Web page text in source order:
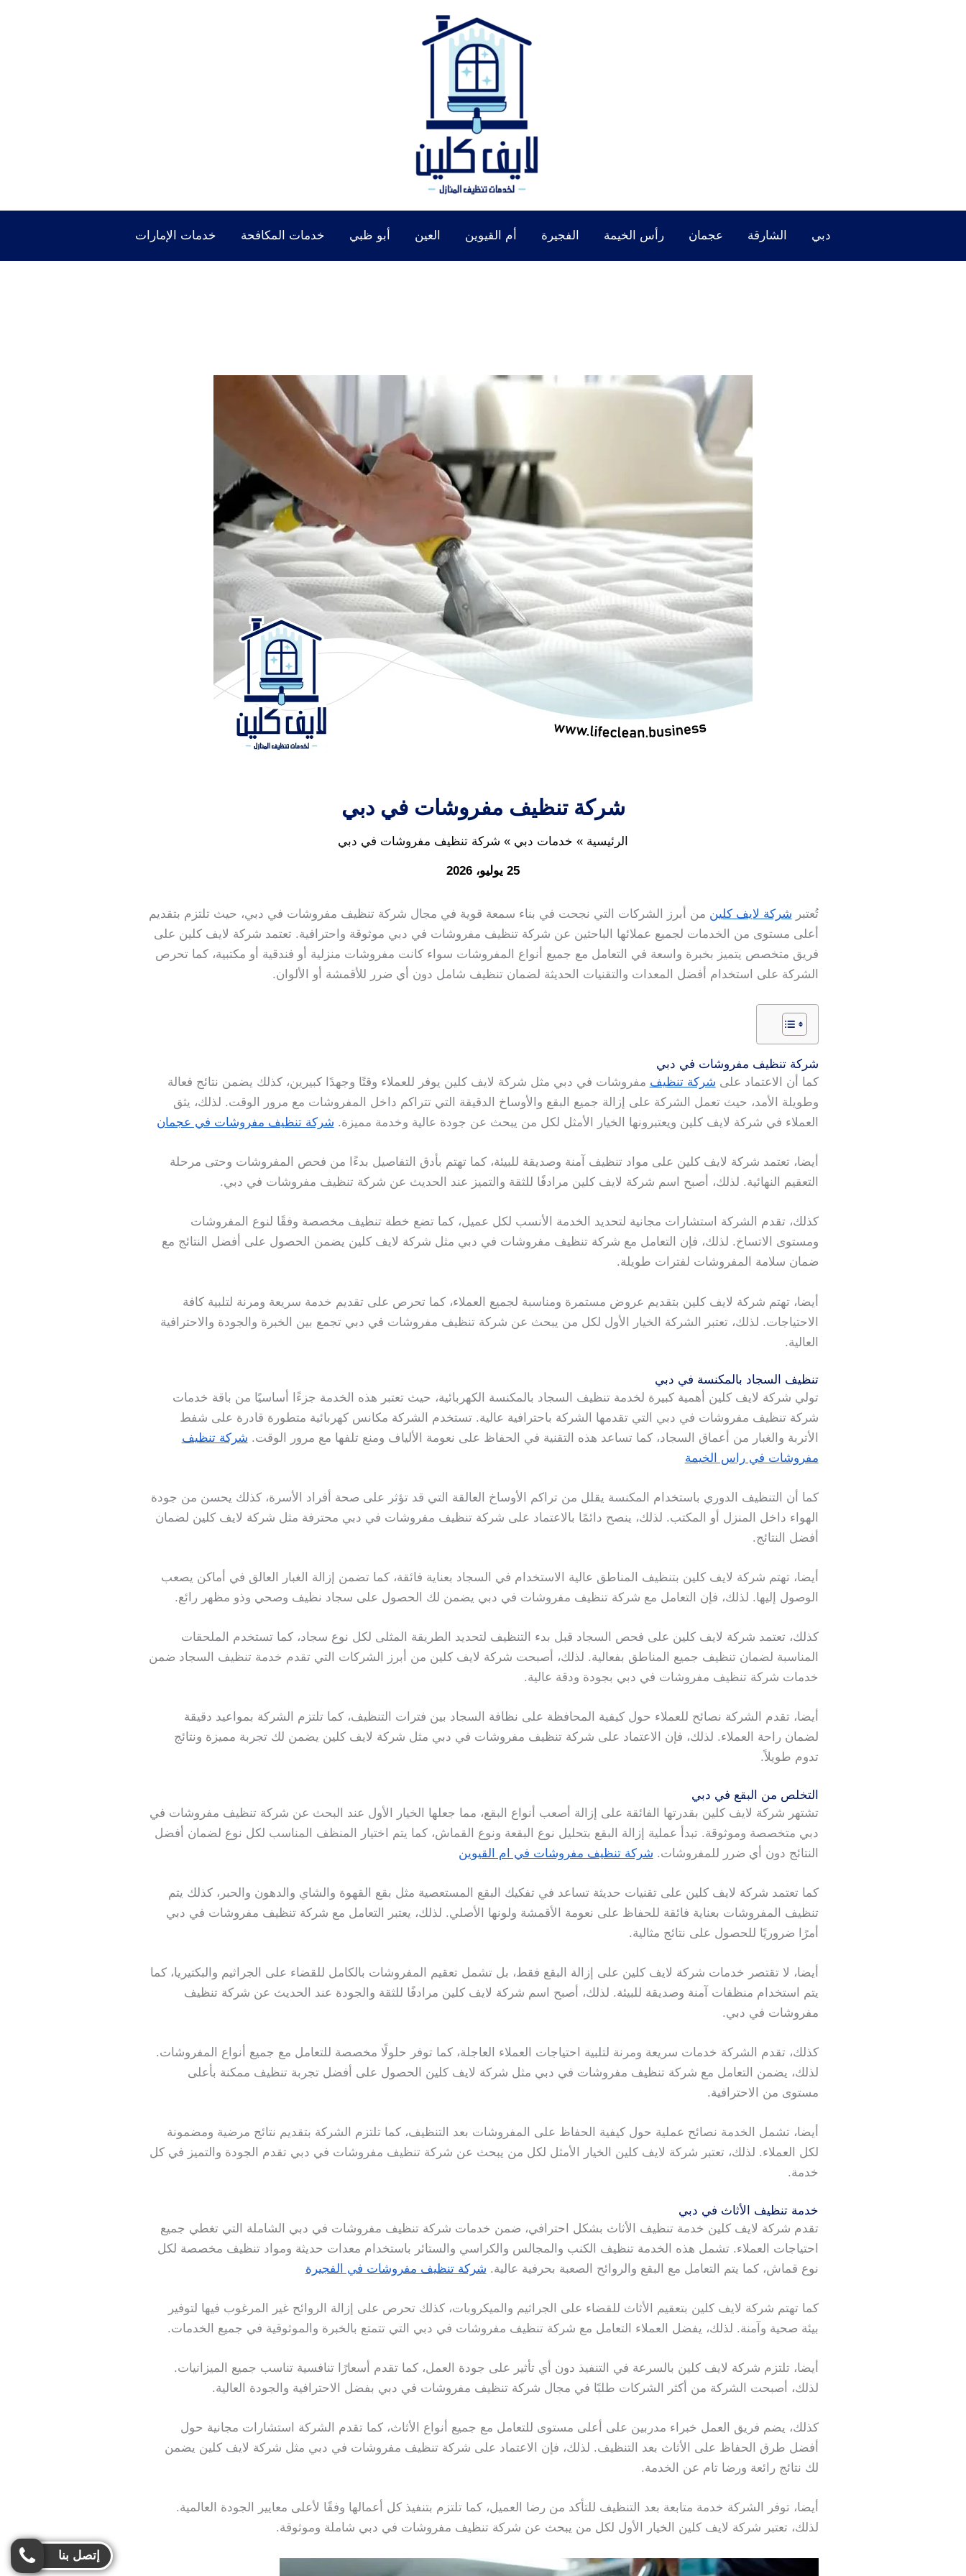
دبي الشارقة عجمان رأس الخيمة الفجيرة أم القيوين العين أبو ظبي خدمات المكافحة خدمات الإمارات
شركة تنظيف مفروشات في دبي
الرئيسية خدمات دبي شركة تنظيف مفروشات في دبي
25 يوليو، 2026
تُعتبر شركة لايف كلين من أبرز الشركات التي نجحت في بناء سمعة قوية في مجال شركة تنظيف مفروشات في دبي، حيث تلتزم بتقديم
أعلى مستوى من الخدمات لجميع عملائها الباحثين عن شركة تنظيف مفروشات في دبي موثوقة واحترافية. تعتمد شركة لايف كلين على
فريق متخصص يتميز بخبرة واسعة في التعامل مع جميع أنواع المفروشات سواء كانت مفروشات منزلية أو فندقية أو مكتبية، كما تحرص
الشركة على استخدام أفضل المعدات والتقنيات الحديثة لضمان تنظيف شامل دون أي ضرر للأقمشة أو الألوان.
شركة تنظيف مفروشات في دبي
كما أن الاعتماد على شركة تنظيف مفروشات في دبي مثل شركة لايف كلين يوفر للعملاء وقتًا وجهدًا كبيرين، كذلك يضمن نتائج فعالة
وطويلة الأمد، حيث تعمل الشركة على إزالة جميع البقع والأوساخ الدقيقة التي تتراكم داخل المفروشات مع مرور الوقت. لذلك، يثق
العملاء في شركة لايف كلين ويعتبرونها الخيار الأمثل لكل من يبحث عن جودة عالية وخدمة مميزة. شركة تنظيف مفروشات في عجمان
أيضا، تعتمد شركة لايف كلين على مواد تنظيف آمنة وصديقة للبيئة، كما تهتم بأدق التفاصيل بدءًا من فحص المفروشات وحتى مرحلة
التعقيم النهائية. لذلك، أصبح اسم شركة لايف كلين مرادفًا للثقة والتميز عند الحديث عن شركة تنظيف مفروشات في دبي.
كذلك، تقدم الشركة استشارات مجانية لتحديد الخدمة الأنسب لكل عميل، كما تضع خطة تنظيف مخصصة وفقًا لنوع المفروشات
ومستوى الاتساخ. لذلك، فإن التعامل مع شركة تنظيف مفروشات في دبي مثل شركة لايف كلين يضمن الحصول على أفضل النتائج مع
ضمان سلامة المفروشات لفترات طويلة.
أيضا، تهتم شركة لايف كلين بتقديم عروض مستمرة ومناسبة لجميع العملاء، كما تحرص على تقديم خدمة سريعة ومرنة لتلبية كافة
الاحتياجات. لذلك، تعتبر الشركة الخيار الأول لكل من يبحث عن شركة تنظيف مفروشات في دبي تجمع بين الخبرة والجودة والاحترافية
العالية.
تنظيف السجاد بالمكنسة في دبي
تولي شركة لايف كلين أهمية كبيرة لخدمة تنظيف السجاد بالمكنسة الكهربائية، حيث تعتبر هذه الخدمة جزءًا أساسيًا من باقة خدمات
شركة تنظيف مفروشات في دبي التي تقدمها الشركة باحترافية عالية. تستخدم الشركة مكانس كهربائية متطورة قادرة على شفط
الأتربة والغبار من أعماق السجاد، كما تساعد هذه التقنية في الحفاظ على نعومة الألياف ومنع تلفها مع مرور الوقت. شركة تنظيف
مفروشات في راس الخيمة
كما أن التنظيف الدوري باستخدام المكنسة يقلل من تراكم الأوساخ العالقة التي قد تؤثر على صحة أفراد الأسرة، كذلك يحسن من جودة
الهواء داخل المنزل أو المكتب. لذلك، ينصح دائمًا بالاعتماد على شركة تنظيف مفروشات في دبي محترفة مثل شركة لايف كلين لضمان
أفضل النتائج.
أيضا، تهتم شركة لايف كلين بتنظيف المناطق عالية الاستخدام في السجاد بعناية فائقة، كما تضمن إزالة الغبار العالق في أماكن يصعب
الوصول إليها. لذلك، فإن التعامل مع شركة تنظيف مفروشات في دبي يضمن لك الحصول على سجاد نظيف وصحي وذو مظهر رائع.
كذلك، تعتمد شركة لايف كلين على فحص السجاد قبل بدء التنظيف لتحديد الطريقة المثلى لكل نوع سجاد، كما تستخدم الملحقات
المناسبة لضمان تنظيف جميع المناطق بفعالية. لذلك، أصبحت شركة لايف كلين من أبرز الشركات التي تقدم خدمة تنظيف السجاد ضمن
خدمات شركة تنظيف مفروشات في دبي بجودة ودقة عالية.
أيضا، تقدم الشركة نصائح للعملاء حول كيفية المحافظة على نظافة السجاد بين فترات التنظيف، كما تلتزم الشركة بمواعيد دقيقة
لضمان راحة العملاء. لذلك، فإن الاعتماد على شركة تنظيف مفروشات في دبي مثل شركة لايف كلين يضمن لك تجربة مميزة ونتائج
تدوم طويلاً.
التخلص من البقع في دبي
تشتهر شركة لايف كلين بقدرتها الفائقة على إزالة أصعب أنواع البقع، مما جعلها الخيار الأول عند البحث عن شركة تنظيف مفروشات في
دبي متخصصة وموثوقة. تبدأ عملية إزالة البقع بتحليل نوع البقعة ونوع القماش، كما يتم اختيار المنظف المناسب لكل نوع لضمان أفضل
النتائج دون أي ضرر للمفروشات. شركة تنظيف مفروشات في ام القيوين
كما تعتمد شركة لايف كلين على تقنيات حديثة تساعد في تفكيك البقع المستعصية مثل بقع القهوة والشاي والدهون والحبر، كذلك يتم
تنظيف المفروشات بعناية فائقة للحفاظ على نعومة الأقمشة ولونها الأصلي. لذلك، يعتبر التعامل مع شركة تنظيف مفروشات في دبي
أمرًا ضروريًا للحصول على نتائج مثالية.
أيضا، لا تقتصر خدمات شركة لايف كلين على إزالة البقع فقط، بل تشمل تعقيم المفروشات بالكامل للقضاء على الجراثيم والبكتيريا، كما
يتم استخدام منظفات آمنة وصديقة للبيئة. لذلك، أصبح اسم شركة لايف كلين مرادفًا للثقة والجودة عند الحديث عن شركة تنظيف
مفروشات في دبي.
كذلك، تقدم الشركة خدمات سريعة ومرنة لتلبية احتياجات العملاء العاجلة، كما توفر حلولًا مخصصة للتعامل مع جميع أنواع المفروشات.
لذلك، يضمن التعامل مع شركة تنظيف مفروشات في دبي مثل شركة لايف كلين الحصول على أفضل تجربة تنظيف ممكنة بأعلى
مستوى من الاحترافية.
أيضا، تشمل الخدمة نصائح عملية حول كيفية الحفاظ على المفروشات بعد التنظيف، كما تلتزم الشركة بتقديم نتائج مرضية ومضمونة
لكل العملاء. لذلك، تعتبر شركة لايف كلين الخيار الأمثل لكل من يبحث عن شركة تنظيف مفروشات في دبي تقدم الجودة والتميز في كل
خدمة.
خدمة تنظيف الأثاث في دبي
تقدم شركة لايف كلين خدمة تنظيف الأثاث بشكل احترافي، ضمن خدمات شركة تنظيف مفروشات في دبي الشاملة التي تغطي جميع
احتياجات العملاء. تشمل هذه الخدمة تنظيف الكنب والمجالس والكراسي والستائر باستخدام معدات حديثة ومواد تنظيف مخصصة لكل
نوع قماش، كما يتم التعامل مع البقع والروائح الصعبة بحرفية عالية. شركة تنظيف مفروشات في الفجيرة
كما تهتم شركة لايف كلين بتعقيم الأثاث للقضاء على الجراثيم والميكروبات، كذلك تحرص على إزالة الروائح غير المرغوب فيها لتوفير
بيئة صحية وآمنة. لذلك، يفضل العملاء التعامل مع شركة تنظيف مفروشات في دبي التي تتمتع بالخبرة والموثوقية في جميع الخدمات.
أيضا، تلتزم شركة لايف كلين بالسرعة في التنفيذ دون أي تأثير على جودة العمل، كما تقدم أسعارًا تنافسية تناسب جميع الميزانيات.
لذلك، أصبحت الشركة من أكثر الشركات طلبًا في مجال شركة تنظيف مفروشات في دبي بفضل الاحترافية والجودة العالية.
كذلك، يضم فريق العمل خبراء مدربين على أعلى مستوى للتعامل مع جميع أنواع الأثاث، كما تقدم الشركة استشارات مجانية حول
أفضل طرق الحفاظ على الأثاث بعد التنظيف. لذلك، فإن الاعتماد على شركة تنظيف مفروشات في دبي مثل شركة لايف كلين يضمن
لك نتائج رائعة ورضا تام عن الخدمة.
أيضا، توفر الشركة خدمة متابعة بعد التنظيف للتأكد من رضا العميل، كما تلتزم بتنفيذ كل أعمالها وفقًا لأعلى معايير الجودة العالمية.
لذلك، تعتبر شركة لايف كلين الخيار الأول لكل من يبحث عن شركة تنظيف مفروشات في دبي شاملة وموثوقة.
إتصل بنا